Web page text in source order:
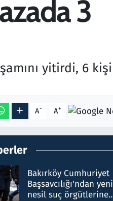
3
yitirdi, 6 kişi
A- A+
Bakırköy Cumhuriyet
Başsavcılığı'ndan yeni
nesil suç örgütlerine